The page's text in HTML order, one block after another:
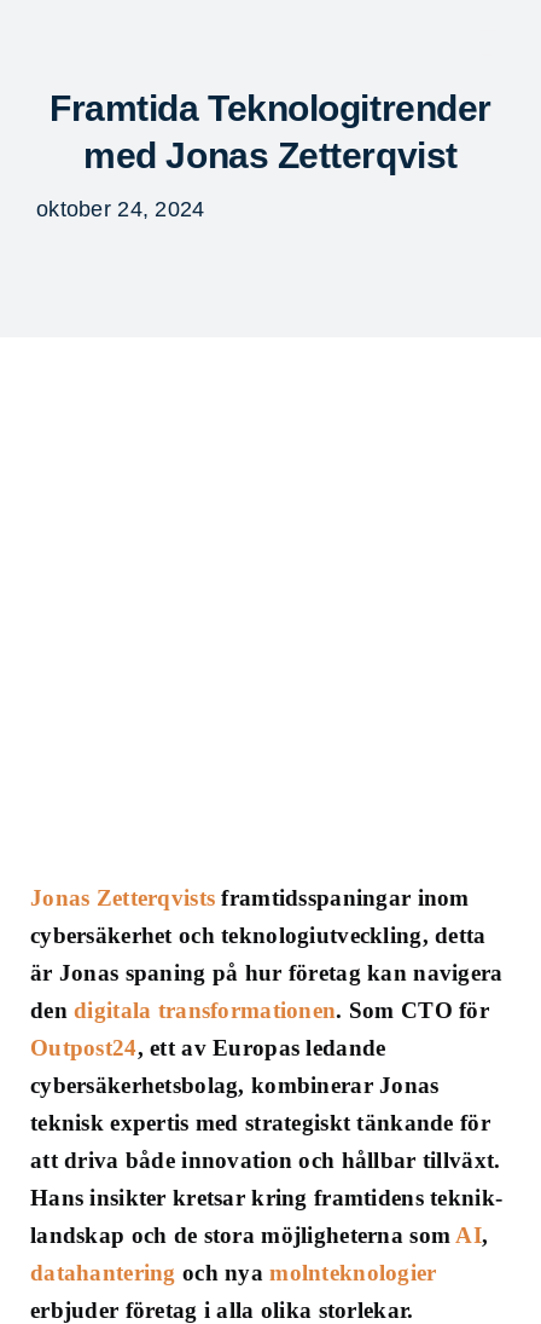
innehålletFramtida Teknologitrender
med Jonas Zetterqvist
oktober 24, 2024
Jonas Zetterqvists framtidsspaningar inom
cybersäkerhet och teknologiutveckling, detta
är Jonas spaning på hur företag kan navigera
dendigitala transformationen. Som CTO för
Outpost24, ett av Europas ledande
cybersäkerhetsbolag, kombinerar Jonas
teknisk expertis med strategiskt tänkande för
att driva både innovation och hållbar tillväxt.
Hans insikter kretsar kring framtidens teknik-
landskap och de stora möjligheterna som AI,
datahantering och nyamolnteknologier
erbjuder företag i alla olika storlekar.